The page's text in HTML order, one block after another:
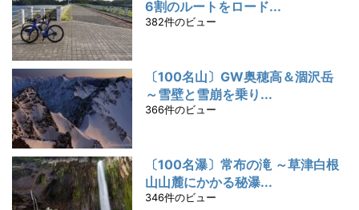
6割のルートをロード...
382件のビュー
〔100名山〕GW奥穂高＆涸沢岳
～雪壁と雪崩を乗り...
366件のビュー
〔100名瀑〕常布の滝 ～草津白根
山山麓にかかる秘瀑...
346件のビュー